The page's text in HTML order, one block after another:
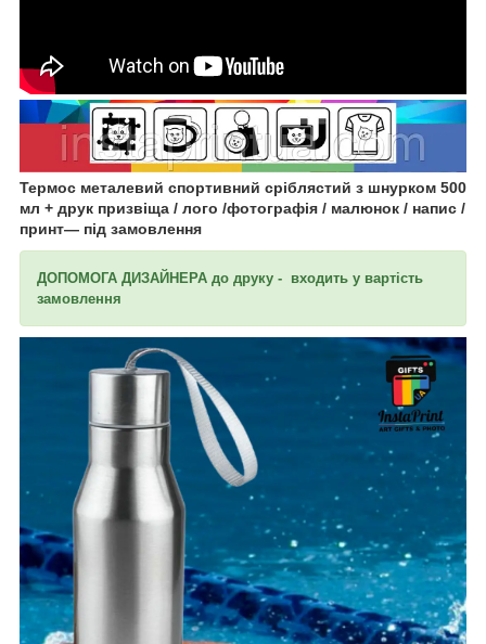
Термос металевий спортивний сріблястий з шнурком 500
мл + друк призвіща / лого /фотографія / малюнок / напис /
принт— під замовлення
ДОПОМОГА ДИЗАЙНЕРА до друку - входить у вартість
замовлення